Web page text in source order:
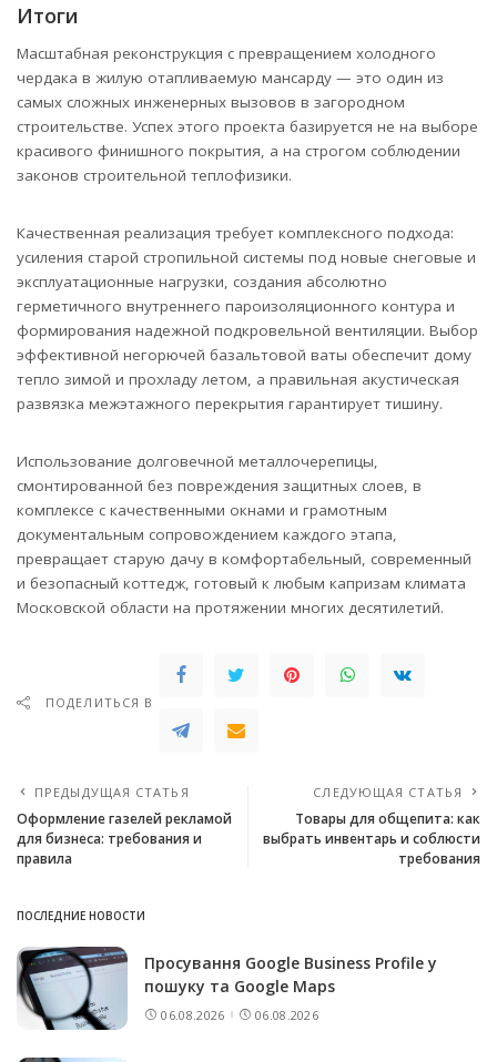
Итоги
Масштабная реконструкция с превращением холодного
чердака в жилую отапливаемую мансарду — это один из
самых сложных инженерных вызовов в загородном
строительстве. Успех этого проекта базируется не на выборе
красивого финишного покрытия, а на строгом соблюдении
законов строительной теплофизики.
Качественная реализация требует комплексного подхода:
усиления старой стропильной системы под новые снеговые и
эксплуатационные нагрузки, создания абсолютно
герметичного внутреннего пароизоляционного контура и
формирования надежной подкровельной вентиляции. Выбор
эффективной негорючей базальтовой ваты обеспечит дому
тепло зимой и прохладу летом, а правильная акустическая
развязка межэтажного перекрытия гарантирует тишину.
Использование долговечной металлочерепицы,
смонтированной без повреждения защитных слоев, в
комплексе с качественными окнами и грамотным
документальным сопровождением каждого этапа,
превращает старую дачу в комфортабельный, современный
и безопасный коттедж, готовый к любым капризам климата
Московской области на протяжении многих десятилетий.
ПОДЕЛИТЬСЯ В
ПРЕДЫДУЩАЯ СТАТЬЯ
Оформление газелей рекламой
для бизнеса: требования и
правила
СЛЕДУЮЩАЯ СТАТЬЯ
Товары для общепита: как
выбрать инвентарь и соблюсти
требования
ПОСЛЕДНИЕ НОВОСТИ
Просування Google Business Profile у
пошуку та Google Maps
06.08.2026 06.08.2026